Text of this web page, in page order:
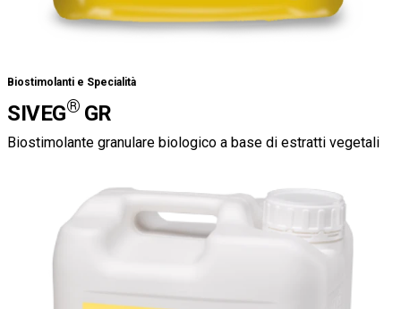
Biostimolanti e Specialità
SIVEG® GR
Biostimolante granulare biologico a base di estratti vegetali